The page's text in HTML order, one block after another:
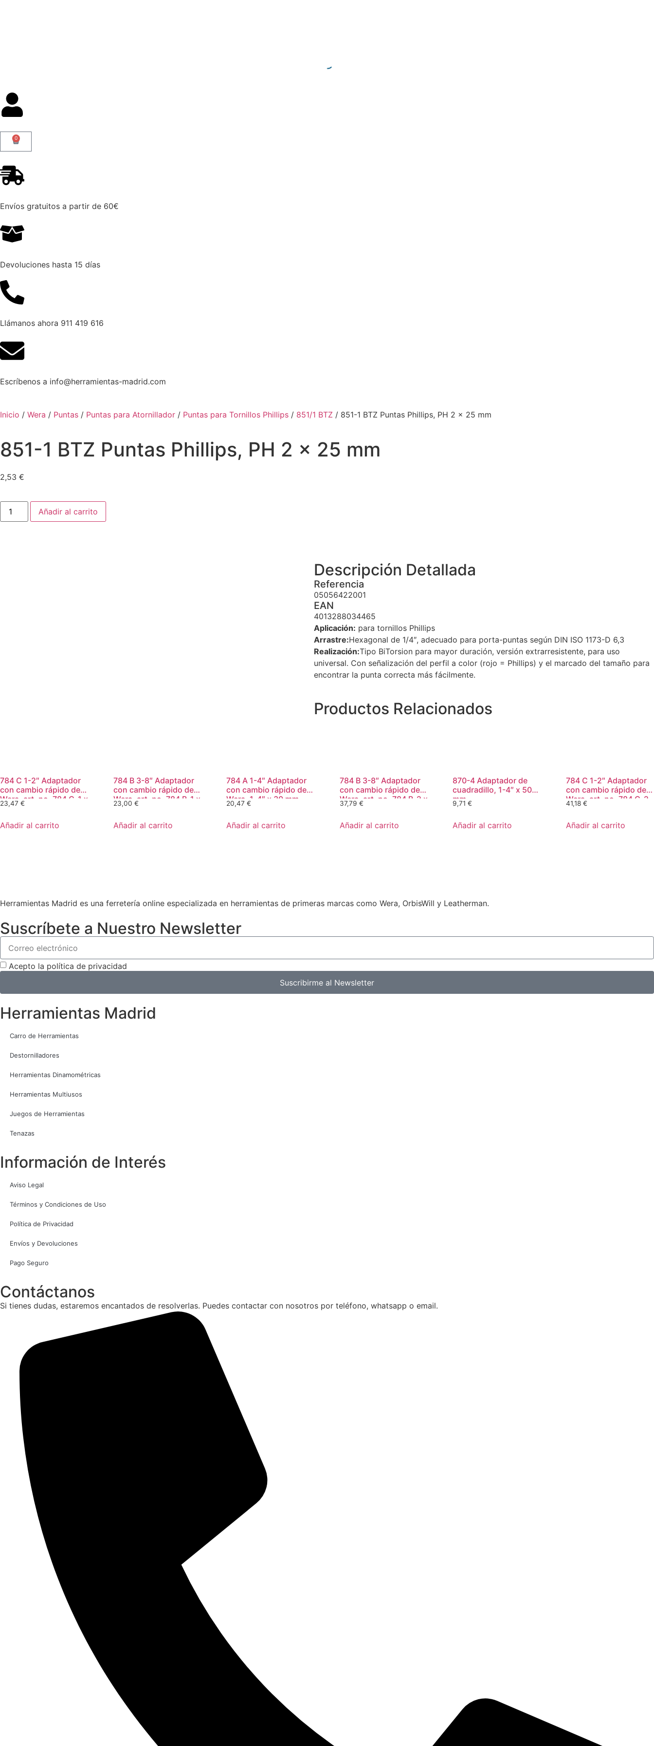
0
Envíos gratuitos a partir de 60€
Devoluciones hasta 15 días
Llámanos ahora 911 419 616
Escríbenos a info@herramientas-madrid.com
Inicio / Wera / Puntas / Puntas para Atornillador / Puntas para Tornillos Phillips / 851/1 BTZ / 851-1 BTZ Puntas Phillips, PH 2 x 25 mm
851-1 BTZ Puntas Phillips, PH 2 x 25 mm
2,53 €
Añadir al carrito
Descripción Detallada
Referencia
05056422001
EAN
4013288034465
Aplicación: para tornillos Phillips
Arrastre:Hexagonal de 1/4″, adecuado para porta-puntas según DIN ISO 1173-D 6,3
Realización:Tipo BiTorsion para mayor duración, versión extrarresistente, para uso
universal. Con señalización del perfil a color (rojo = Phillips) y el marcado del tamaño para
encontrar la punta correcta más fácilmente.
Productos Relacionados
784 C 1-2″ Adaptador
con cambio rápido de
Wera, art. no. 784 C-1 x
1-4″ x 50 mm
23,47 €
Añadir al carrito
784 B 3-8″ Adaptador
con cambio rápido de
Wera, art. no. 784 B-1 x
1-4″ x 43 mm
23,00 €
Añadir al carrito
784 A 1-4″ Adaptador
con cambio rápido de
Wera, 1-4″ x 30 mm
20,47 €
Añadir al carrito
784 B 3-8″ Adaptador
con cambio rápido de
Wera, art. no. 784 B-2 x
5-16″ x 50 mm
37,79 €
Añadir al carrito
870-4 Adaptador de
cuadradillo, 1-4″ x 50
mm
9,71 €
Añadir al carrito
784 C 1-2″ Adaptador
con cambio rápido de
Wera, art. no. 784 C-2
x 5-16″ x 50 mm
41,18 €
Añadir al carrito
Herramientas Madrid es una ferretería online especializada en herramientas de primeras marcas como Wera, OrbisWill y Leatherman.
Suscríbete a Nuestro Newsletter
Acepto la política de privacidad
Suscribirme al Newsletter
Herramientas Madrid
Carro de Herramientas
Destornilladores
Herramientas Dinamométricas
Herramientas Multiusos
Juegos de Herramientas
Tenazas
Información de Interés
Aviso Legal
Términos y Condiciones de Uso
Política de Privacidad
Envíos y Devoluciones
Pago Seguro
Contáctanos
Si tienes dudas, estaremos encantados de resolverlas. Puedes contactar con nosotros por teléfono, whatsapp o email.